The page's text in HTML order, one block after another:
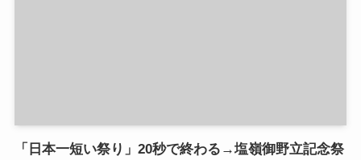
「日本一短い祭り」20秒で終わる→塩嶺御野立記念祭